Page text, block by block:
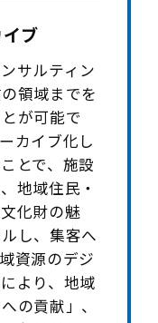
ブ
サルティン
領域までを
が可能で
カイブ化し
とで、施設
地域住民・
化財の魅
し、集客へ
資源のデジ
より、地域
の貢献」、